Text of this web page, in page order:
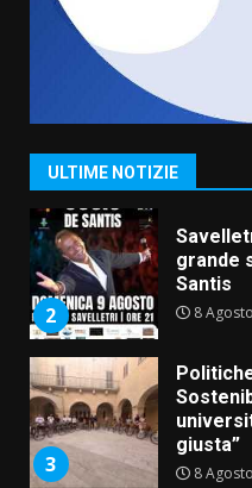
ULTIME NOTIZIE
La
8 Agosto
2
Santis
8
3
giusta”
8
“I